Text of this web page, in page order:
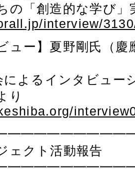
の「創造的な学び
interview/
ュー】夏野剛氏（
によるインタビュー
り
ェクト活動報告